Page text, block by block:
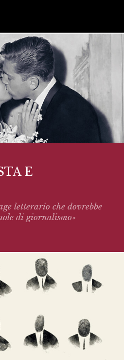
E
letterario che dovrebbe
di giornalismo»